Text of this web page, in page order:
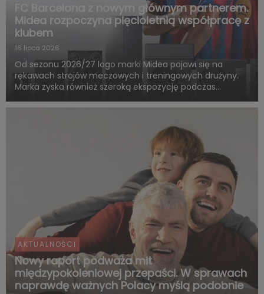
FC Barcelona z nowym głównym partnerem.
Midea rozpoczyna pięcioletnią współpracę z
klubem
16 lipca 2026
Od sezonu 2026/27 logo marki Midea pojawi się na
rękawach strojów meczowych i treningowych drużyny.
Marka zyska również szeroką ekspozycję podczas
współpraca obejmie także wspólne działania skierowane
AKTUALNOŚCI
Nowy raport podważa mit
międzypokoleniowej przepaści. W sprawach
naprawdę ważnych Polacy myślą podobnie